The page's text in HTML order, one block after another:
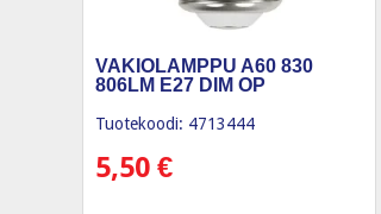
VAKIOLAMPPU A60 830
806LM E27 DIM OP
Tuotekoodi: 4713444
5,50€